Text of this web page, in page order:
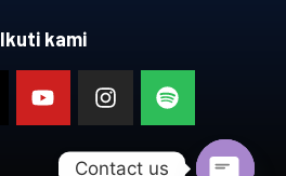
Ikuti kami
Contact us